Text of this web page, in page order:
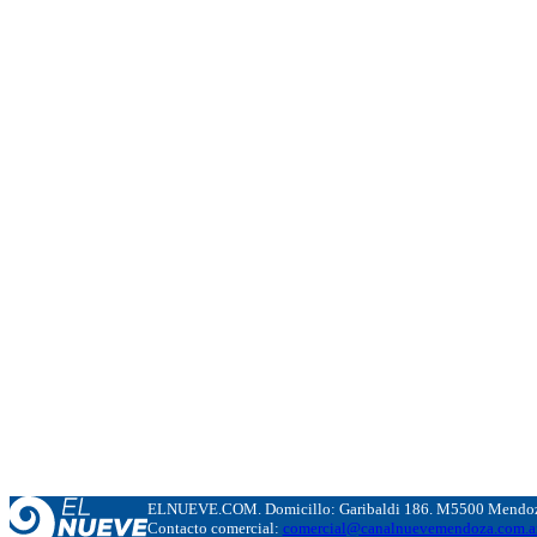
ELNUEVE.COM. Domicillo: Garibaldi 186. M5500
Contacto comercial: